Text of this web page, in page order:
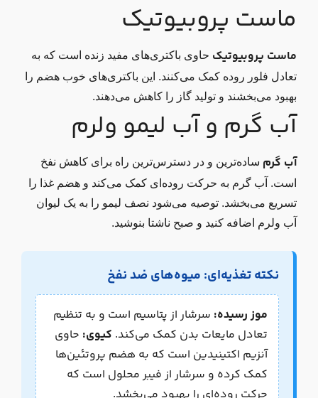
ماست پروبیوتیک
ماست پروبیوتیکحاوی باکتری‌های مفید زنده است که به
تعادل فلور روده کمک می‌کنند. این باکتری‌های خوب هضم را
بهبود می‌بخشند و تولید گاز را کاهش می‌دهند.
آب گرم و آب لیمو ولرم
آب گرمساده‌ترین و در دسترس‌ترین راه برای کاهش نفخ
است. آب گرم به حرکت روده‌ای کمک می‌کند و هضم غذا را
تسریع می‌بخشد. توصیه می‌شود نصف لیمو را به یک لیوان
آب ولرم اضافه کنید و صبح ناشتا بنوشید.
نکته تغذیه‌ای: میوه‌های ضد نفخ
موز رسیده:سرشار از پتاسیم است و به تنظیم
تعادل مایعات بدن کمک می‌کند.کیوی:حاوی
آنزیم اکتینیدین است که به هضم پروتئین‌ها
کمک کرده و سرشار از فیبر محلول است که